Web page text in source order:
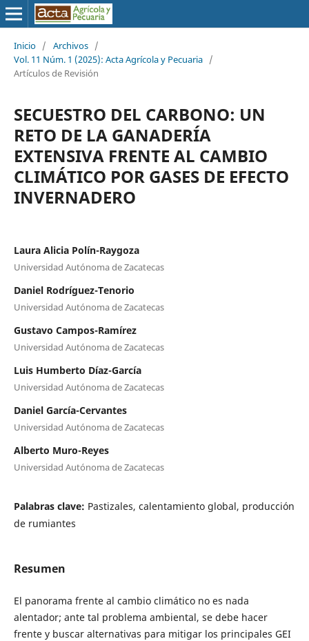
Inicio / Archivos /
Vol. 11 Núm. 1 (2025): Acta Agrícola y Pecuaria /
Artículos de Revisión
SECUESTRO DEL CARBONO: UN
RETO DE LA GANADERÍA
EXTENSIVA FRENTE AL CAMBIO
CLIMÁTICO POR GASES DE EFECTO
INVERNADERO
Laura Alicia Polín-Raygoza
Universidad Autónoma de Zacatecas
Daniel Rodríguez-Tenorio
Universidad Autónoma de Zacatecas
Gustavo Campos-Ramírez
Universidad Autónoma de Zacatecas
Luis Humberto Díaz-García
Universidad Autónoma de Zacatecas
Daniel García-Cervantes
Universidad Autónoma de Zacatecas
Alberto Muro-Reyes
Universidad Autónoma de Zacatecas
Palabras clave: Pastizales, calentamiento global, producción
de rumiantes
Resumen
El panorama frente al cambio climático no es nada
alentador; ante tal problema ambiental, se debe hacer
frente y buscar alternativas para mitigar los principales GEI